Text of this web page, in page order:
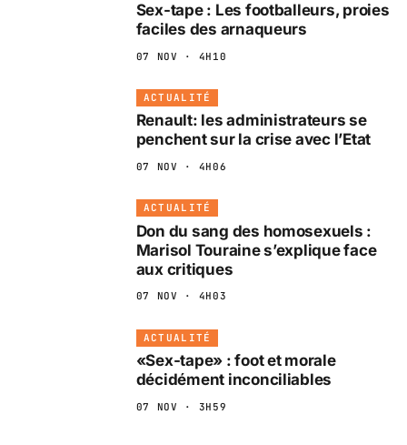
Sex-tape : Les footballeurs, proies
faciles des arnaqueurs
07 NOV · 4H10
ACTUALITÉ
Renault: les administrateurs se
penchent sur la crise avec l’Etat
07 NOV · 4H06
ACTUALITÉ
Don du sang des homosexuels :
Marisol Touraine s’explique face
aux critiques
07 NOV · 4H03
ACTUALITÉ
«Sex-tape» : foot et morale
décidément inconciliables
07 NOV · 3H59